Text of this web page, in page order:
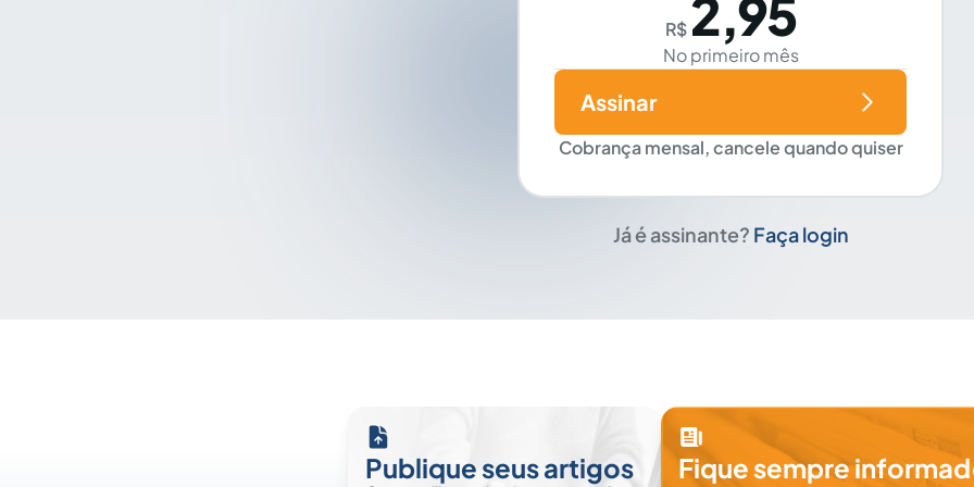
R$ 2,95
No primeiro mês
Cobrança mensal, cancele quando quiser
Assinar
Já é assinante? Faça login
Publique seus artigos Fique sempre